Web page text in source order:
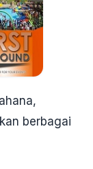
berbagai